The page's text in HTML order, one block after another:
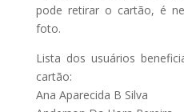
pode retirar o cartão, é
foto.
Lista dos usuários
cartão:
Ana Aparecida B Silva